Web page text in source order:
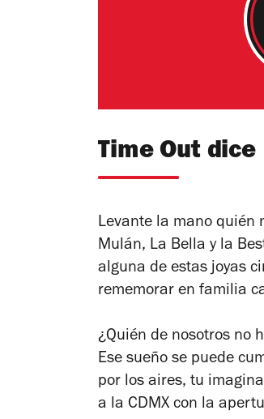
Time Out dice
Levante la mano quién
Mulán, La Bella y la
alguna de estas joyas
rememorar en familia
¿Quién de nosotros no
Ese sueño se puede
por los aires, tu
a la CDMX con la